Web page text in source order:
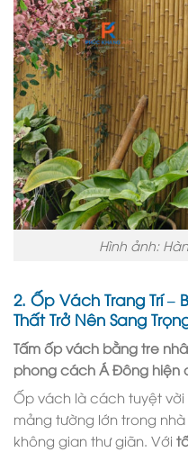
Hình ảnh:
2. Ốp Vách Trang Trí –
Thất Trở Nên Sang
Tấm ốp vách bằng tre
phong cách Á Đông hiện
Ốp vách là cách tuyệt
mảng tường lớn trong
không gian thư giãn. Với